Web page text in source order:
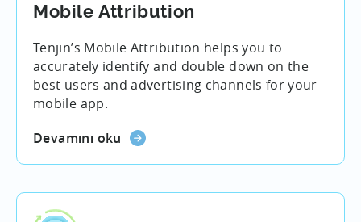
Mobile Attribution
Tenjin’s Mobile Attribution helps you to
accurately identify and double down on the
best users and advertising channels for your
mobile app.
Devamını oku